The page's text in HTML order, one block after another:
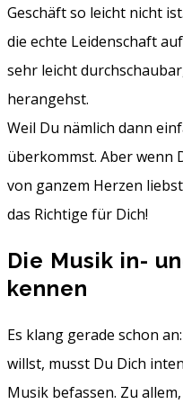
Geschäft so leicht nicht
die echte Leidenschaft
sehr leicht
herangehst.
Weil Du nämlich dann
überkommst. Aber wenn
von ganzem Herzen
das Richtige für Dich!
Die Musik in-
kennen
Es klang gerade schon
willst, musst Du Dich
Musik befassen. Zu